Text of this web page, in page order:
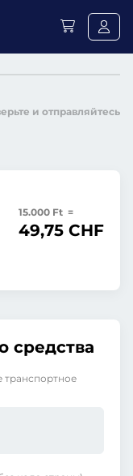
и отправляйтесь
15.000 Ft =
49,75 CHF
средства
транспортное